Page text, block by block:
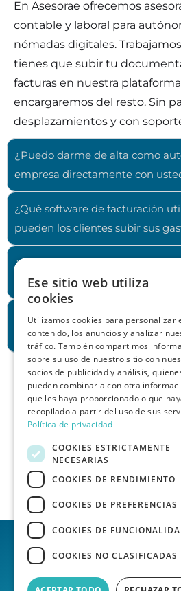
En Asesorae ofrecemos
contable y laboral para
nómadas digitales.
tienes que subir tu
facturas en nuestra
encargaremos del resto. Sin
desplazamientos y con
¿Puedo darme de alta como
empresa directamente con
¿Qué software de facturación
pueden los clientes subir sus
¿Qué diferencia a Asesorae de
tradicional?
¿Cuánto cuesta contratar los
cada plan?
Ese sitio web utiliza
cookies
Utilizamos cookies para personalizar
contenido, los anuncios y analizar
tráfico. También compartimos
sobre su uso de nuestro sitio con
socios de publicidad y análisis,
pueden combinarla con otra
que les haya proporcionado o que
recopilado a partir del uso de sus
Política de privacidad
COOKIES ESTRICTAMENTE
NECESARIAS
COOKIES DE RENDIMIENTO
COOKIES DE PREFERENCIAS
COOKIES DE
COOKIES NO CLASIFICADAS